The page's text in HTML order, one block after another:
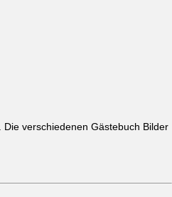
verschiedenen Gästebuch Bilder